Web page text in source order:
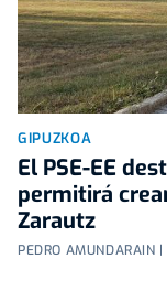
GIPUZKOA
El PSE-EE
permitirá
Zarautz
PEDRO AMUNDARAIN